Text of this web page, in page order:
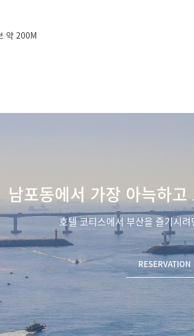
약 200M
남포동에서 가장 아늑하
호텔 코티스에서 부산을 즐기시
RESERVATION